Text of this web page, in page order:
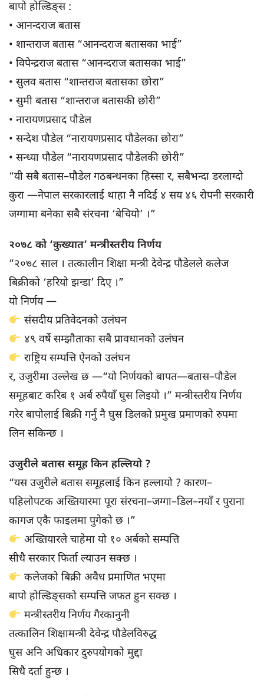
बापो होल्डिङ्स :
• आनन्दराज बतास
• शान्तराज बतास “आनन्दराज बतासका भाई”
• विपेन्द्रराज बतास “आनन्दराज बतासका भाई”
• सुलव बतास “शान्तराज बतासका छोरा”
• सुमी बतास “शान्तराज बतासकी छोरी”
• नारायणप्रसाद पौडेल
• सन्देश पौडेल “नारायणप्रसाद पौडेलका छोरा”
• सन्ध्या पौडेल “नारायणप्रसाद पौडेलकी छोरी”
“यी सबै बतास–पौडेल गठबन्धनका हिस्सा र, सबैभन्दा डरलाग्दो
कुरा —नेपाल सरकारलाई थाहा नै नदिई ४ सय ४६ रोपनी सरकारी
जग्गामा बनेका सबै संरचना ‘बेचियो’ ।”
२०७८ को ‘कुख्यात’ मन्त्रीस्तरीय निर्णय
“२०७८ साल । तत्कालीन शिक्षा मन्त्री देवेन्द्र पौडेलले कलेज
बिक्रीको ‘हरियो झन्डा’ दिए ।”
यो निर्णय —
संसदीय प्रतिवेदनको उलंघन
४९ वर्षे सम्झौताका सबै प्रावधानको उलंघन
राष्ट्रिय सम्पत्ति ऐनको उलंघन
र, उजुरीमा उल्लेख छ —“यो निर्णयको बापत—बतास–पौडेल
समूहबाट करिब १ अर्ब रुपैयाँ घुस लिइयो ।” मन्त्रीस्तरीय निर्णय
गरेर बापोलाई बिक्री गर्नु नै घुस डिलको प्रमुख प्रमाणको रुपमा
लिन सकिन्छ ।
उजुरीले बतास समूह किन हल्लियो ?
“यस उजुरीले बतास समूहलाई किन हल्लायो ? कारण–
पहिलोपटक अख्तियारमा पूरा संरचना–जग्गा–डिल–नयाँ र पुराना
कागज एकै फाइलमा पुगेको छ ।”
अख्तियारले चाहेमा यो १० अर्बको सम्पत्ति
सीधै सरकार फिर्ता ल्याउन सक्छ ।
कलेजको बिक्री अवैध प्रमाणित भएमा
बापो होल्डिङ्सको सम्पत्ति जफत हुन सक्छ ।
मन्त्रीस्तरीय निर्णय गैरकानुनी
तत्कालिन शिक्षामन्त्री देवेन्द्र पौडेलविरुद्ध
घुस अनि अधिकार दुरुपयोगको मुद्दा
सिधै दर्ता हुन्छ ।